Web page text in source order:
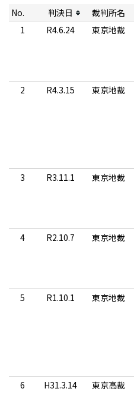
No. 判決日 裁判所名
1
R4.6.24 東京地裁
2
R4.3.15 東京地裁
3
R3.11.1 東京地裁
4
R2.10.7 東京地裁
5
R1.10.1 東京地裁
6
H31.3.14 東京高裁